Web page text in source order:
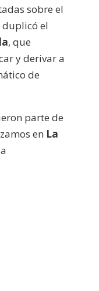
sobre el
duplicó el
, que
y derivar a
de
parte de
en La